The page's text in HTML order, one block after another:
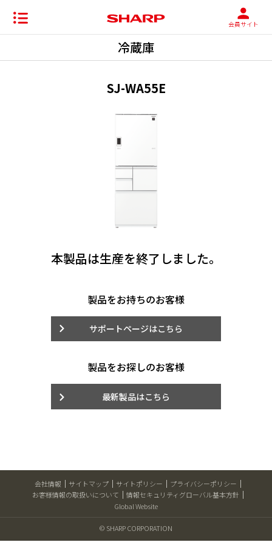
会員サイト
冷蔵庫
SJ-WA55E
本製品は生産を終了しました。
製品をお持ちのお客様
サポートページはこちら
製品をお探しのお客様
最新製品はこちら
会社情報 サイトマップ サイトポリシー
プライバシーポリシー
お客様情報の取扱いについて
情報セキュリティグローバル基本方針
Global Website
© SHARP CORPORATION